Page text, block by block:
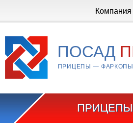
Компания
ПОСАД
ПРИЦЕПЫ —
ПРИЦЕПЫ